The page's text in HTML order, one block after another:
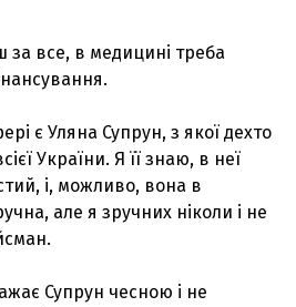
за все, в медицині треба
є Уляна Супрун, з якої дехто
України. Я її знаю, в неї
і, можливо, вона в
але я зручних ніколи і не
Супрун чесною і не